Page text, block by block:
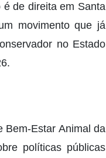
de direita em Santa
movimento que já
no Estado
Bem-Estar Animal da
políticas públicas